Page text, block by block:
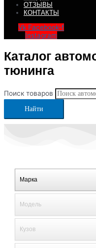
ОТЗЫВЫ
КОНТАКТЫ
Vk Facebook-f
Instagram
Каталог
тюнинга
Поиск товаров
Найти